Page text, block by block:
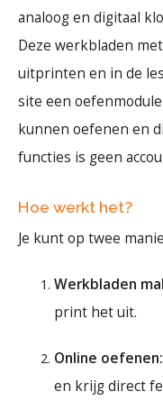
analoog en digitaal
Deze werkbladen
uitprinten en in de
site een
kunnen oefenen en
functies is geen
Hoe werkt het?
Je kunt op twee
Werkbladen
print het uit.
Online oefenen:
en krijg direct